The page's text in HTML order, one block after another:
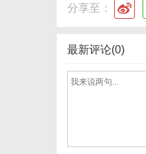
分享至：
最新评论(0)